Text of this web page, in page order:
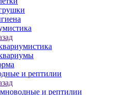
и рептилии
и рептилии